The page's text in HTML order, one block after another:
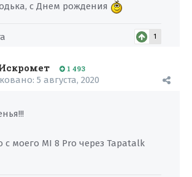
с Днем рождения
1
1 493
5 августа, 2020
с моего MI 8 Pro через Tapatalk